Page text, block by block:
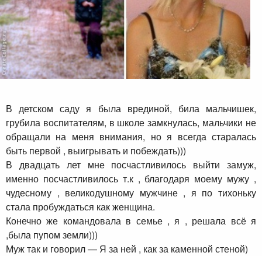
В детском саду я была врединой, била мальчишек,
грубила воспитателям, в школе замкнулась, мальчики не
обращали на меня внимания, но я всегда старалась
быть первой , выигрывать и побеждать)))
В двадцать лет мне посчастливилось выйти замуж,
именно посчастливилось т.к , благодаря моему мужу ,
чудесному , великодушному мужчине , я по тихоньку
стала пробуждаться как женщина.
Конечно же командовала в семье , я , решала всё я
,была пупом земли)))
Муж так и говорил — Я за ней , как за каменной стеной)